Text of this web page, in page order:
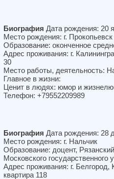
Биография Дата рождения: 20
Место рождения: г. Прокопьевск
Образование: оконченное
Адрес проживания: г.
30
Место работы, деятельность:
Главное в жизни:
Ценит в людях: юмор и
Телефон: +79552209989
Биография Дата рождения: 28
Место рождения: г. Нальчик
Образование: доцент,
Московского государственного
Адрес проживания: г.
квартира 118